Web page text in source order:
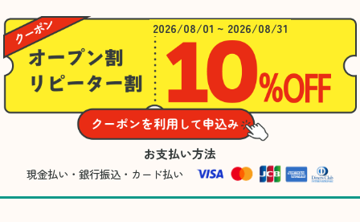
2026/08/01 ~ 2026/08/31
お支払い方法
現金払い・銀行振込・カード払い